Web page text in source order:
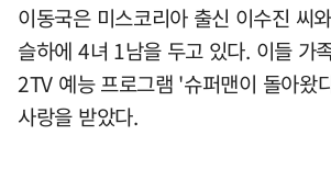
이동국은 미스코리아 출신 이수진 씨
슬하에 4녀 1남을 두고 있다. 이들 가
2TV 예능 프로그램 '슈퍼맨이 돌아왔
사랑을 받았다.